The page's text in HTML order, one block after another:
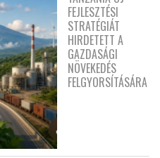
FEJLESZTÉSI
STRATÉGIÁT
HIRDETETT A
GAZDASÁGI
NÖVEKEDÉS
FELGYORSÍTÁSÁRA